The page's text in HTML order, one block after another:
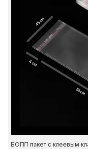
45 см
4 см
58 см
БОПП пакет с клеевым